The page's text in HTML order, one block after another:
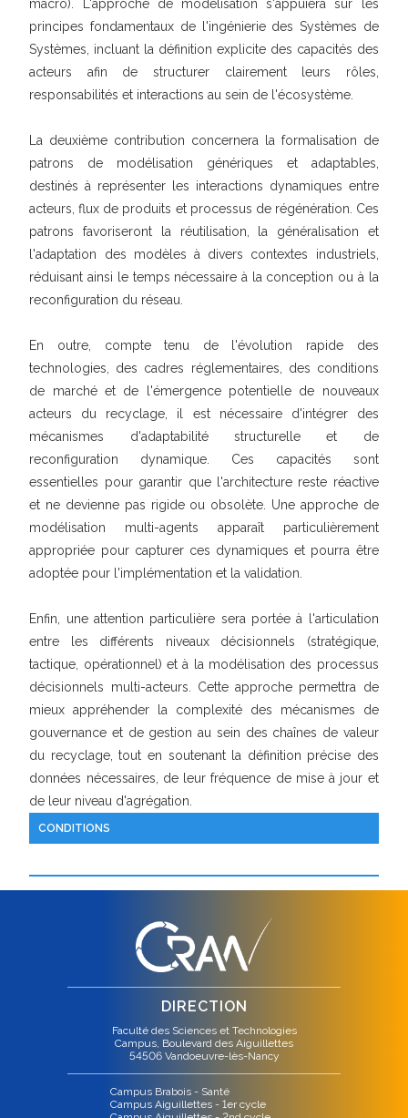
macro). L'approche de modélisation s'appuiera sur les
principes fondamentaux de l'ingénierie des Systèmes de
Systèmes, incluant la définition explicite des capacités des
acteurs afin de structurer clairement leurs rôles,
responsabilités et interactions au sein de l'écosystème.
La deuxième contribution concernera la formalisation de
patrons de modélisation génériques et adaptables,
destinés à représenter les interactions dynamiques entre
acteurs, flux de produits et processus de régénération. Ces
patrons favoriseront la réutilisation, la généralisation et
l'adaptation des modèles à divers contextes industriels,
réduisant ainsi le temps nécessaire à la conception ou à la
reconfiguration du réseau.
En outre, compte tenu de l'évolution rapide des
technologies, des cadres réglementaires, des conditions
de marché et de l'émergence potentielle de nouveaux
acteurs du recyclage, il est nécessaire d'intégrer des
mécanismes d'adaptabilité structurelle et de
reconfiguration dynamique. Ces capacités sont
essentielles pour garantir que l'architecture reste réactive
et ne devienne pas rigide ou obsolète. Une approche de
modélisation multi-agents apparaît particulièrement
appropriée pour capturer ces dynamiques et pourra être
adoptée pour l'implémentation et la validation.
Enfin, une attention particulière sera portée à l'articulation
entre les différents niveaux décisionnels (stratégique,
tactique, opérationnel) et à la modélisation des processus
décisionnels multi-acteurs. Cette approche permettra de
mieux appréhender la complexité des mécanismes de
gouvernance et de gestion au sein des chaînes de valeur
du recyclage, tout en soutenant la définition précise des
données nécessaires, de leur fréquence de mise à jour et
de leur niveau d'agrégation.
CONDITIONS
DIRECTION
Faculté des Sciences et Technologies
Campus, Boulevard des Aiguillettes
54506 Vandoeuvre-lès-Nancy
Campus Brabois - Santé
Campus Aiguillettes - 1er cycle